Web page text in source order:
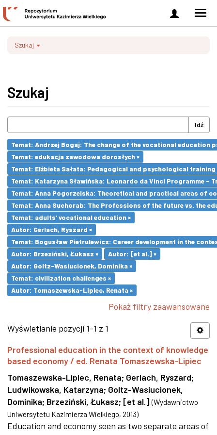
Zaloguj
się
Szukaj
Szukaj
Idź
Temat: Andrzej Bogaj: The change of the vocational education
Temat: edukacja zawodowa dorosłych ×
Temat: Elżbieta Sałata: Pedagogical and psychological
Temat: Katarzyna Sławińska: Leonardo da Vinci Programme
Temat: Anna Pogorzelska: Theoretical and practical areas of
Temat: Anna Suchorab: The Professions of the future vs. the
Temat: adults’ vocational education ×
Autor: Gerlach, Ryszard ×
Temat: Bogusław Pietrulewicz: Career development in the
Autor: Brzeziński, Łukasz ×
Autor: [et al.] ×
Autor: Goltz-Wasiucionek, Dominika ×
Temat: civilization challenges ×
Autor: Tomaszewska-Lipiec, Renata ×
Pokaż filtry zaawansowane
Wyświetlanie pozycji 1-1 z 1
Professional education in the context of knowledge
based economy / ed. Renata Tomaszewska-Lipiec
Tomaszewska-Lipiec, Renata; Gerlach, Ryszard;
Ludwikowska, Katarzyna; Goltz-Wasiucionek,
Dominika; Brzeziński, Łukasz; [et al.] (Wydawnictwo
Uniwersytetu Kazimierza Wielkiego, 2013)
Education and economy seen as two separate areas of